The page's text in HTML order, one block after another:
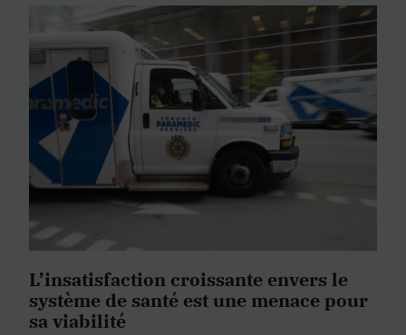
L’insatisfaction croissante envers le
système de santé est une menace pour
sa viabilité